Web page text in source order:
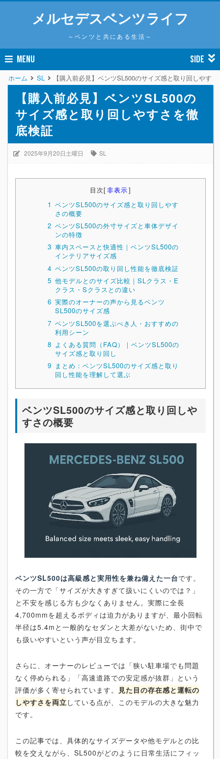
メルセデスベンツライフ
～ベンツと共にある生活～
MENU SIDE
ホーム SL 【購入前必見】ベンツSL500のサイズ感と取り回しやす
【購入前必見】ベンツSL500の
サイズ感と取り回しやすさを徹
底検証
2025年9月20日土曜日 SL
目次[非表示]
1 ベンツSL500のサイズ感と取り回しやす
さの概要
2 ベンツSL500の外寸サイズと車体デザイ
ンの特徴
3 車内スペースと快適性｜ベンツSL500の
インテリアサイズ感
4 ベンツSL500の取り回し性能を徹底検証
5 他モデルとのサイズ比較｜SLクラス・E
クラス・Sクラスとの違い
6 実際のオーナーの声から見るベンツ
SL500のサイズ感
7 ベンツSL500を選ぶべき人・おすすめの
利用シーン
8 よくある質問（FAQ）｜ベンツSL500の
サイズ感と取り回し
9 まとめ：ベンツSL500のサイズ感と取り
回し性能を理解して選ぶ
ベンツSL500のサイズ感と取り回しや
すさの概要
ベンツSL500は高級感と実用性を兼ね備えた一台です。
その一方で「サイズが大きすぎて扱いにくいのでは？」
と不安を感じる方も少なくありません。実際に全長
4,700mmを超えるボディは迫力がありますが、最小回転
半径は5.4mと一般的なセダンと大差がないため、街中で
も扱いやすいという声が目立ちます。
さらに、オーナーのレビューでは「狭い駐車場でも問題
なく停められる」「高速道路での安定感が抜群」という
評価が多く寄せられています。 見た目の存在感と運転の
しやすさを両立 している点が、このモデルの大きな魅力
です。
この記事では、具体的なサイズデータや他モデルとの比
較を交えながら、SL500がどのように日常生活にフィッ